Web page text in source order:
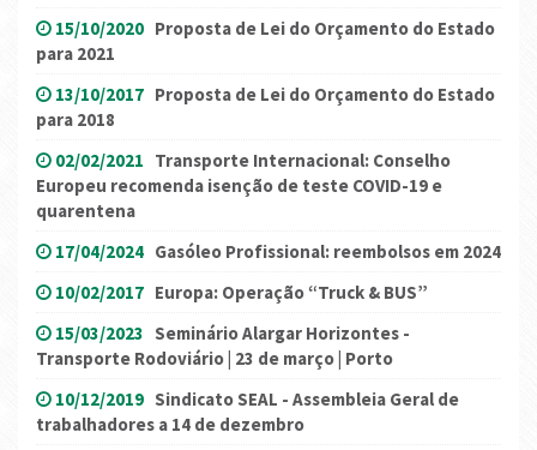
15/10/2020 Proposta de Lei do Orçamento do Estado
para 2021
13/10/2017 Proposta de Lei do Orçamento do Estado
para 2018
02/02/2021 Transporte Internacional: Conselho
Europeu recomenda isenção de teste COVID-19 e
quarentena
17/04/2024 Gasóleo Profissional: reembolsos em 2024
10/02/2017 Europa: Operação “Truck & BUS”
15/03/2023 Seminário Alargar Horizontes -
Transporte Rodoviário | 23 de março | Porto
10/12/2019 Sindicato SEAL - Assembleia Geral de
trabalhadores a 14 de dezembro